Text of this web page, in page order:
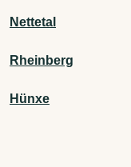
Nettetal
Rheinberg
Hünxe